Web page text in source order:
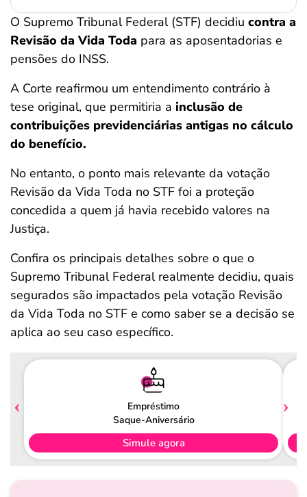
O Supremo Tribunal Federal (STF) decidiu contra a
Revisão da Vida Toda para as aposentadorias e
pensões do INSS.
A Corte reafirmou um entendimento contrário à
tese original, que permitiria a inclusão de
contribuições previdenciárias antigas no cálculo
do benefício.
No entanto, o ponto mais relevante da votação
Revisão da Vida Toda no STF foi a proteção
concedida a quem já havia recebido valores na
Justiça.
Confira os principais detalhes sobre o que o
Supremo Tribunal Federal realmente decidiu, quais
segurados são impactados pela votação Revisão
da Vida Toda no STF e como saber se a decisão se
aplica ao seu caso específico.
Empréstimo
Saque-Aniversário
Simule agora